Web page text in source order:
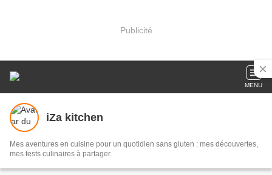
Publicité
MENU
iZa kitchen
Mes aventures en cuisine pour un quotidien sans gluten : mes découvertes,
mes tests culinaires à partager.